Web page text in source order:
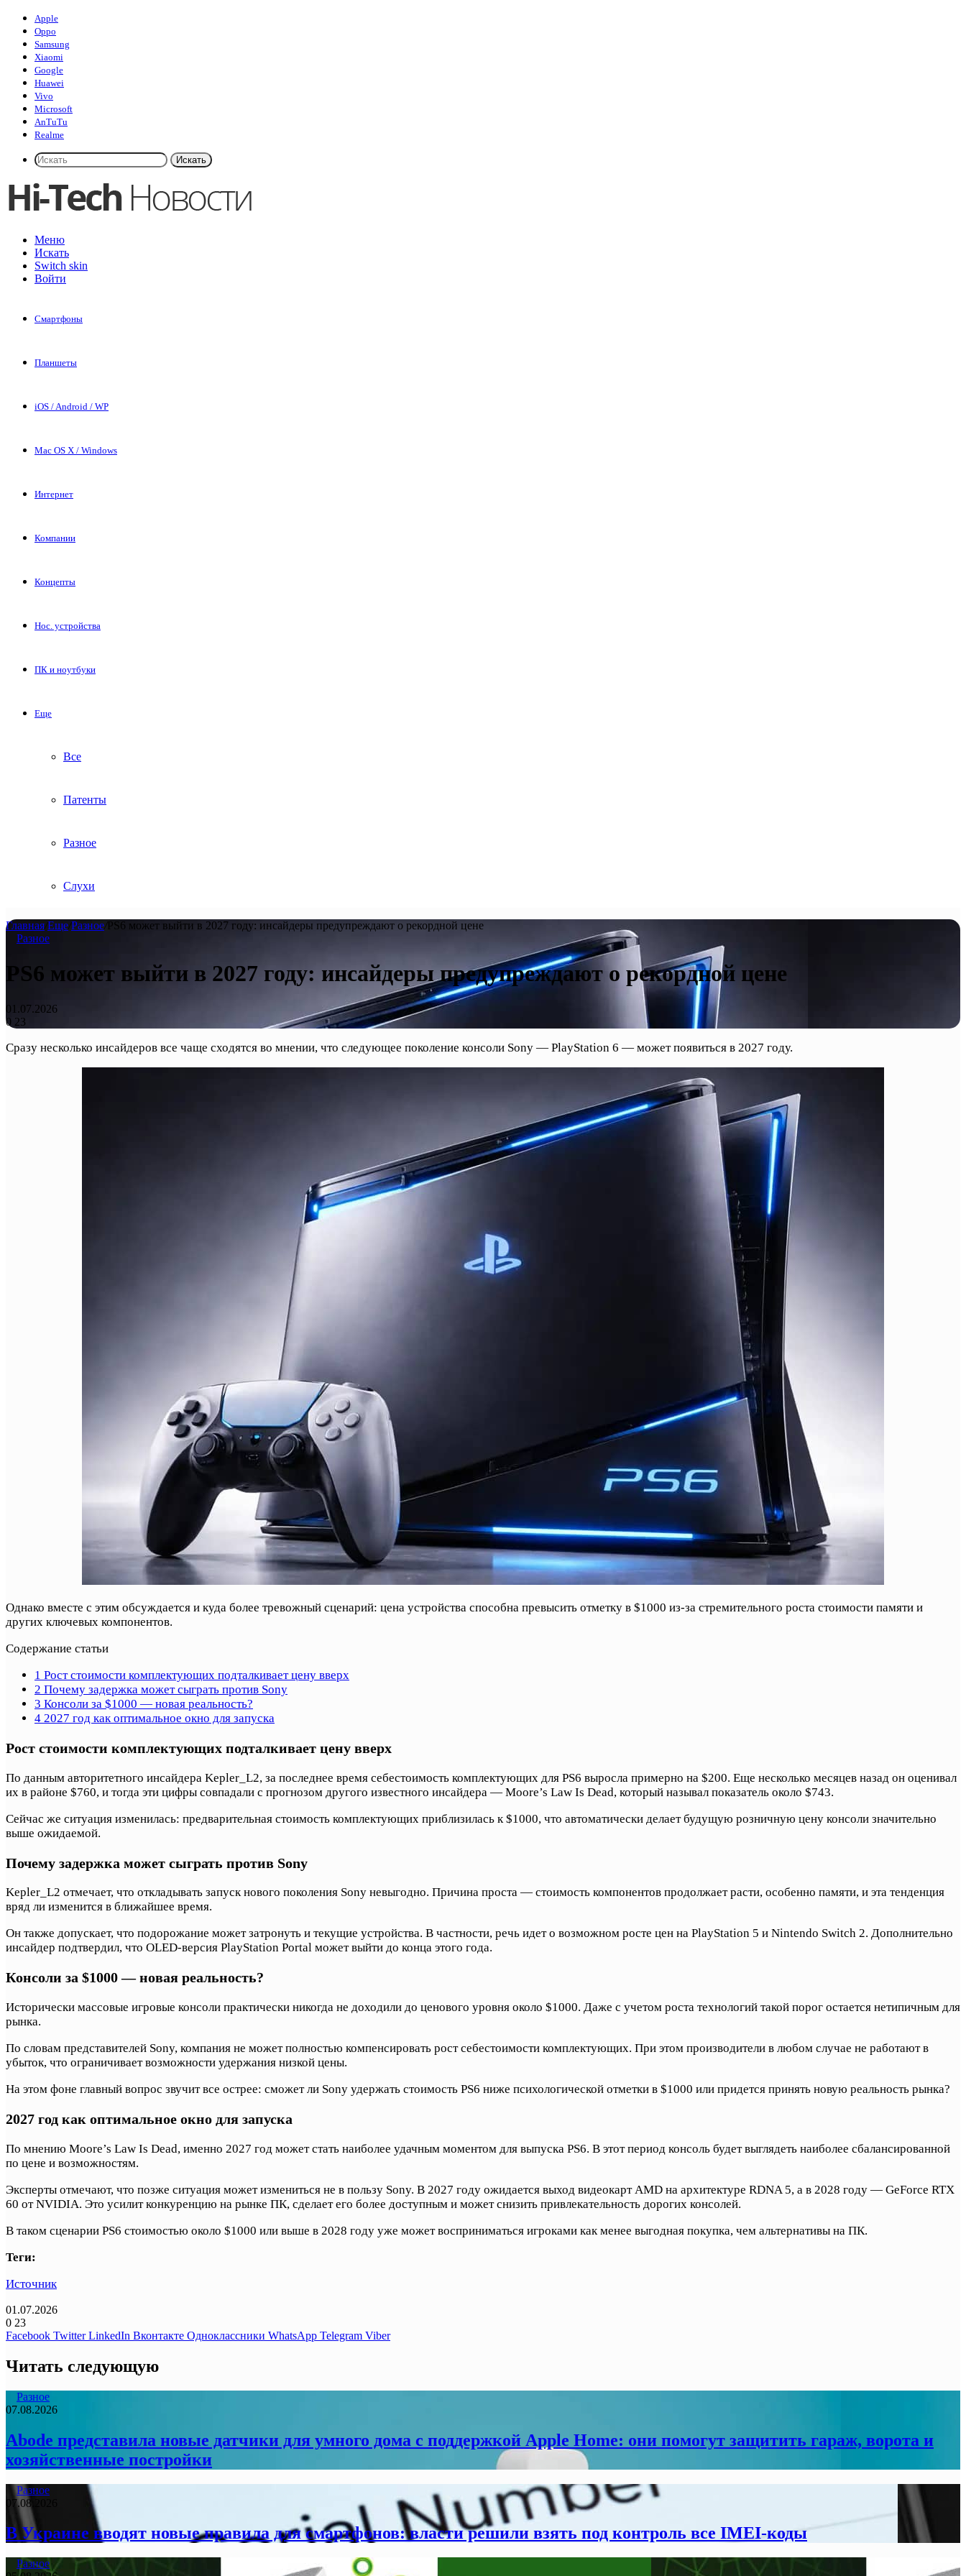
Apple
Oppo
Samsung
Xiaomi
Google
Huawei
Vivo
Microsoft
AnTuTu
Realme
Искать
Меню
Искать
Switch skin
Войти
Смартфоны
Планшеты
iOS / Android / WP
Mac OS X / Windows
Интернет
Компании
Концепты
Нос. устройства
ПК и ноутбуки
Еще
Все
Патенты
Разное
Слухи
Главная/Еще Разное PS6 может выйти в 2027 году: инсайдеры предупреждают о рекордной цене
Разное
PS6 может выйти в 2027 году: инсайдеры предупреждают о рекордной цене
01.07.2026
0 23
Сразу несколько инсайдеров все чаще сходятся во мнении, что следующее поколение консоли Sony — PlayStation 6 — может появиться в 2027 году.
Однако вместе с этим обсуждается и куда более тревожный сценарий: цена устройства способна превысить отметку в $1000 из-за стремительного роста стоимости памяти и
других ключевых компонентов.
Содержание статьи
1 Рост стоимости комплектующих подталкивает цену вверх
2 Почему задержка может сыграть против Sony
3 Консоли за $1000 — новая реальность?
4 2027 год как оптимальное окно для запуска
Рост стоимости комплектующих подталкивает цену вверх
По данным авторитетного инсайдера Kepler_L2, за последнее время себестоимость комплектующих для PS6 выросла примерно на $200. Еще несколько месяцев назад он оценивал
их в районе $760, и тогда эти цифры совпадали с прогнозом другого известного инсайдера — Moore’s Law Is Dead, который называл показатель около $743.
Сейчас же ситуация изменилась: предварительная стоимость комплектующих приблизилась к $1000, что автоматически делает будущую розничную цену консоли значительно
выше ожидаемой.
Почему задержка может сыграть против Sony
Kepler_L2 отмечает, что откладывать запуск нового поколения Sony невыгодно. Причина проста — стоимость компонентов продолжает расти, особенно памяти, и эта тенденция
вряд ли изменится в ближайшее время.
Он также допускает, что подорожание может затронуть и текущие устройства. В частности, речь идет о возможном росте цен на PlayStation 5 и Nintendo Switch 2. Дополнительно
инсайдер подтвердил, что OLED-версия PlayStation Portal может выйти до конца этого года.
Консоли за $1000 — новая реальность?
Исторически массовые игровые консоли практически никогда не доходили до ценового уровня около $1000. Даже с учетом роста технологий такой порог остается нетипичным для
рынка.
По словам представителей Sony, компания не может полностью компенсировать рост себестоимости комплектующих. При этом производители в любом случае не работают в
убыток, что ограничивает возможности удержания низкой цены.
На этом фоне главный вопрос звучит все острее: сможет ли Sony удержать стоимость PS6 ниже психологической отметки в $1000 или придется принять новую реальность рынка?
2027 год как оптимальное окно для запуска
По мнению Moore’s Law Is Dead, именно 2027 год может стать наиболее удачным моментом для выпуска PS6. В этот период консоль будет выглядеть наиболее сбалансированной
по цене и возможностям.
Эксперты отмечают, что позже ситуация может измениться не в пользу Sony. В 2027 году ожидается выход видеокарт AMD на архитектуре RDNA 5, а в 2028 году — GeForce RTX
60 от NVIDIA. Это усилит конкуренцию на рынке ПК, сделает его более доступным и может снизить привлекательность дорогих консолей.
В таком сценарии PS6 стоимостью около $1000 или выше в 2028 году уже может восприниматься игроками как менее выгодная покупка, чем альтернативы на ПК.
Теги:
Источник
01.07.2026
0 23
Facebook Twitter LinkedIn Вконтакте Одноклассники WhatsApp Telegram Viber
Читать следующую
Разное
07.08.2026
Abode представила новые датчики для умного дома с поддержкой Apple Home: они помогут защитить гараж, ворота и
хозяйственные постройки
Разное
07.08.2026
В Украине вводят новые правила для смартфонов: власти решили взять под контроль все IMEI-коды
Разное